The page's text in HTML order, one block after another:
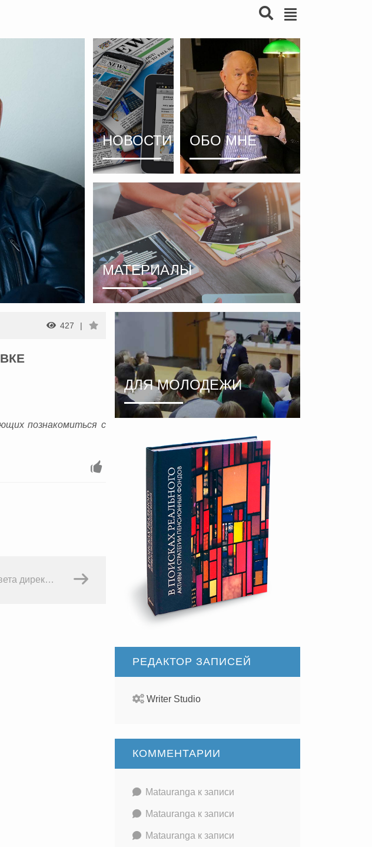
НОВОСТИ ОБО МНЕ
МАТЕРИАЛЫ
427
познакомиться с
Состоится заседание Совета директоров ОАО «ЦМТ»
ДЛЯ МОЛОДЕЖИ
РЕДАКТОР ЗАПИСЕЙ
Writer Studio
КОММЕНТАРИИ
Matauranga к записи
Matauranga к записи
Matauranga к записи